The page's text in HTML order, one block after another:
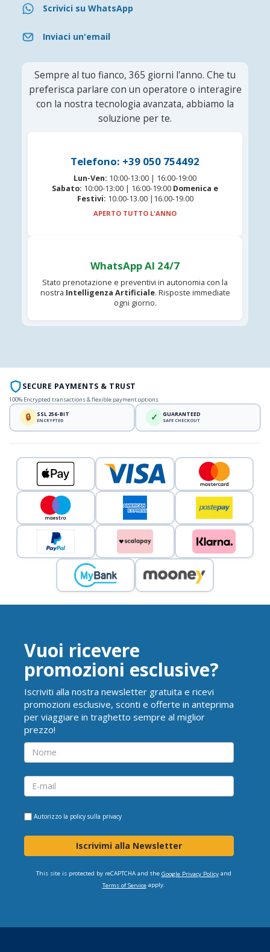
Scrivici su WhatsApp
Inviaci un'email
Sempre al tuo fianco, 365 giorni l'anno. Che tu
preferisca parlare con un operatore o interagire
con la nostra tecnologia avanzata, abbiamo la
soluzione per te.
Telefono: +39 050 754492
Lun-Ven: 10:00-13:00 | 16:00-19:00
Sabato: 10:00-13:00 | 16:00-19:00 Domenica e
Festivi: 10.00-13.00 |16.00-19.00
APERTO TUTTO L'ANNO
WhatsApp AI 24/7
Stato prenotazione e preventivi in autonomia con la
nostra Intelligenza Artificiale. Risposte immediate
ogni giorno.
SECURE PAYMENTS & TRUST
100% Encrypted transactions & flexible payment options
🔒 SSL 256-BIT
ENCRYPTED ✓ GUARANTEED
SAFE CHECKOUT
Vuoi ricevere
promozioni esclusive?
Iscriviti alla nostra newsletter gratuita e ricevi
promozioni esclusive, sconti e offerte in anteprima
per viaggiare in traghetto sempre al miglior
prezzo!
Autorizzo la policy sulla privacy
Iscrivimi alla Newsletter
This site is protected by reCAPTCHA and the Google Privacy Policyand
Terms of Serviceapply.